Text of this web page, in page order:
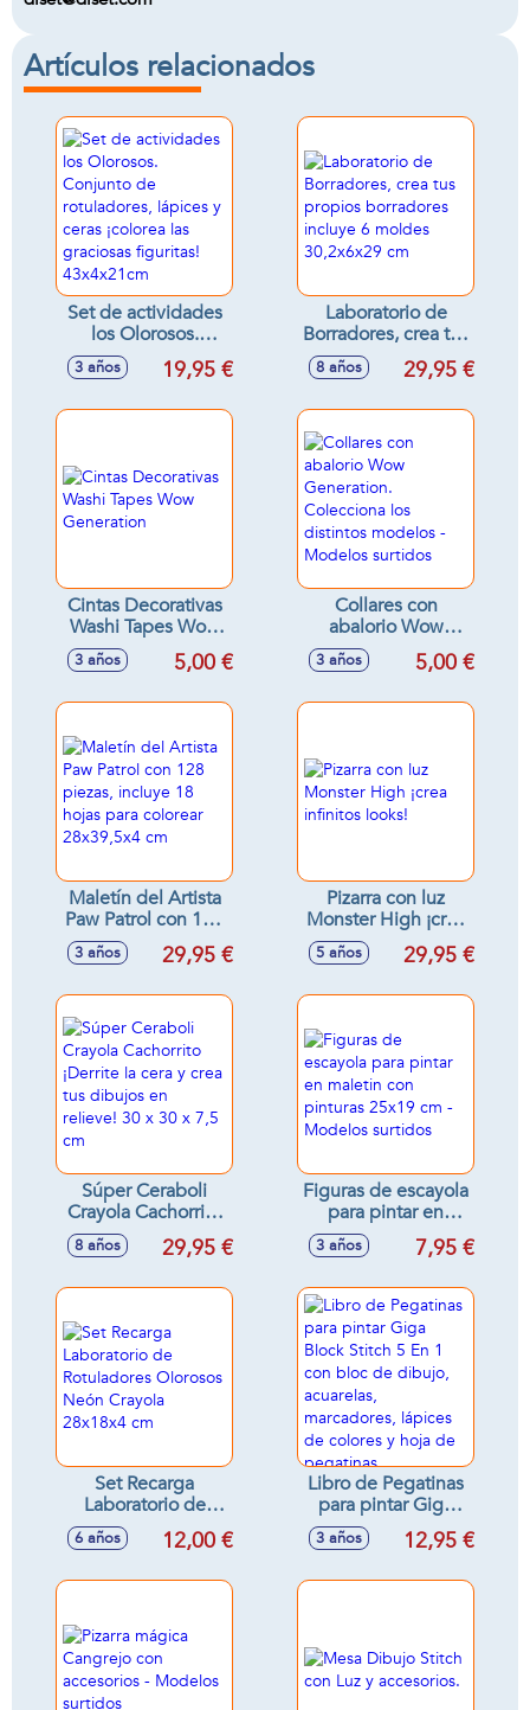
Artículos relacionados
Set de actividades
los Olorosos.
Conjunto de
rotuladores, lápices
graciosas figuritas!
3 años 19,95 €
Laboratorio de
Borradores, crea tus
propios borradores
incluye 6 moldes
8 años 29,95 €
Cintas Decorativas
Washi Tapes Wow
Generation
3 años 5,00 €
Collares con
abalorio Wow
Generation.
Colecciona los
3 años 5,00 €
Maletín del Artista
Paw Patrol con 128
piezas, incluye 18
hojas para colorear
3 años 29,95 €
Pizarra con luz
Monster High ¡crea
infinitos looks!
5 años 29,95 €
Súper Ceraboli
Crayola Cachorrito
¡Derrite la cera y
crea tus dibujos en
8 años 29,95 €
Figuras de escayola
para pintar en
maletin con
pinturas 25x19 cm -
3 años 7,95 €
Set Recarga
Laboratorio de
Rotuladores
Olorosos Neón
6 años 12,00 €
Libro de Pegatinas
para pintar Giga
Block Stitch 5 En 1
con bloc de dibujo,
3 años 12,95 €